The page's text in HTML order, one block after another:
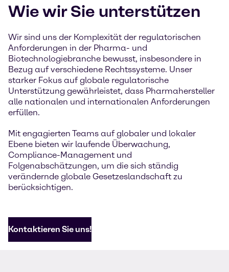
Wie wir Sie unterstützen
Wir sind uns der Komplexität der regulatorischen
Anforderungen in der Pharma- und
Biotechnologiebranche bewusst, insbesondere in
Bezug auf verschiedene Rechtssysteme. Unser
starker Fokus auf globale regulatorische
Unterstützung gewährleistet, dass Pharmahersteller
alle nationalen und internationalen Anforderungen
erfüllen.
Mit engagierten Teams auf globaler und lokaler
Ebene bieten wir laufende Überwachung,
Compliance-Management und
Folgenabschätzungen, um die sich ständig
verändernde globale Gesetzeslandschaft zu
berücksichtigen.
Kontaktieren Sie uns!